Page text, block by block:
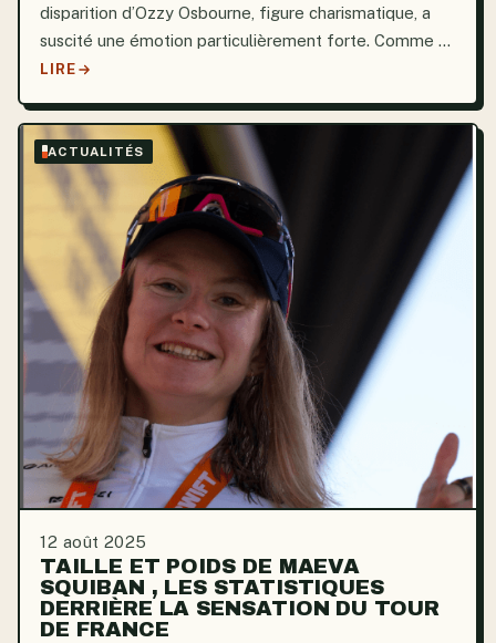
disparition d’Ozzy Osbourne, figure charismatique, a
suscité une émotion particulièrement forte. Comme si
chaque accord de guitare résonnait encore dans son
de...
LIRE
ACTUALITÉS
12 août 2025
TAILLE ET POIDS DE MAEVA
SQUIBAN , LES STATISTIQUES
DERRIÈRE LA SENSATION DU TOUR
DE FRANCE